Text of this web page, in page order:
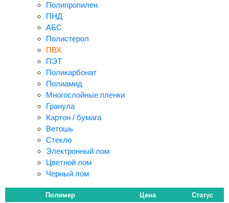
Полипропилен
ПНД
АБС
Полистерол
ПВХ
ПЭТ
Поликарбонат
Полиамид
Многослойные пленки
Гранула
Картон / бумага
Ветошь
Стекло
Электронный лом
Цветной лом
Черный лом
Полимер Цена Статус